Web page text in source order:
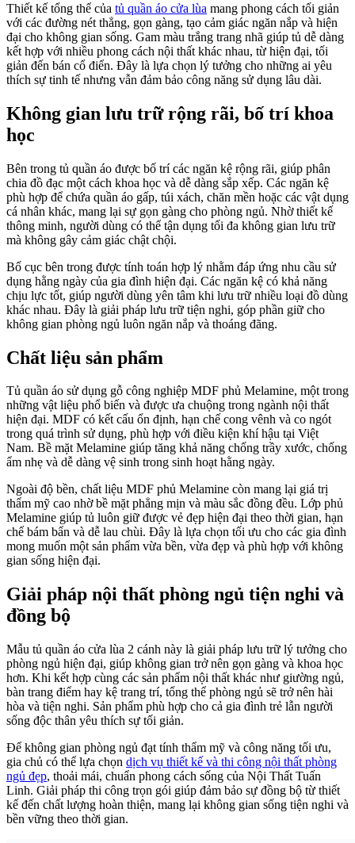
Thiết kế tổng thể của tủ quần áo cửa lùa mang phong cách tối giản
với các đường nét thẳng, gọn gàng, tạo cảm giác ngăn nắp và hiện
đại cho không gian sống. Gam màu trắng trang nhã giúp tủ dễ dàng
kết hợp với nhiều phong cách nội thất khác nhau, từ hiện đại, tối
giản đến bán cổ điển. Đây là lựa chọn lý tưởng cho những ai yêu
thích sự tinh tế nhưng vẫn đảm bảo công năng sử dụng lâu dài.
Không gian lưu trữ rộng rãi, bố trí khoa
học
Bên trong tủ quần áo được bố trí các ngăn kệ rộng rãi, giúp phân
chia đồ đạc một cách khoa học và dễ dàng sắp xếp. Các ngăn kệ
phù hợp để chứa quần áo gấp, túi xách, chăn mền hoặc các vật dụng
cá nhân khác, mang lại sự gọn gàng cho phòng ngủ. Nhờ thiết kế
thông minh, người dùng có thể tận dụng tối đa không gian lưu trữ
mà không gây cảm giác chật chội.
Bố cục bên trong được tính toán hợp lý nhằm đáp ứng nhu cầu sử
dụng hằng ngày của gia đình hiện đại. Các ngăn kệ có khả năng
chịu lực tốt, giúp người dùng yên tâm khi lưu trữ nhiều loại đồ dùng
khác nhau. Đây là giải pháp lưu trữ tiện nghi, góp phần giữ cho
không gian phòng ngủ luôn ngăn nắp và thoáng đãng.
Chất liệu sản phẩm
Tủ quần áo sử dụng gỗ công nghiệp MDF phủ Melamine, một trong
những vật liệu phổ biến và được ưa chuộng trong ngành nội thất
hiện đại. MDF có kết cấu ổn định, hạn chế cong vênh và co ngót
trong quá trình sử dụng, phù hợp với điều kiện khí hậu tại Việt
Nam. Bề mặt Melamine giúp tăng khả năng chống trầy xước, chống
ẩm nhẹ và dễ dàng vệ sinh trong sinh hoạt hằng ngày.
Ngoài độ bền, chất liệu MDF phủ Melamine còn mang lại giá trị
thẩm mỹ cao nhờ bề mặt phẳng mịn và màu sắc đồng đều. Lớp phủ
Melamine giúp tủ luôn giữ được vẻ đẹp hiện đại theo thời gian, hạn
chế bám bẩn và dễ lau chùi. Đây là lựa chọn tối ưu cho các gia đình
mong muốn một sản phẩm vừa bền, vừa đẹp và phù hợp với không
gian sống hiện đại.
Giải pháp nội thất phòng ngủ tiện nghi và
đồng bộ
Mẫu tủ quần áo cửa lùa 2 cánh này là giải pháp lưu trữ lý tưởng cho
phòng ngủ hiện đại, giúp không gian trở nên gọn gàng và khoa học
hơn. Khi kết hợp cùng các sản phẩm nội thất khác như giường ngủ,
bàn trang điểm hay kệ trang trí, tổng thể phòng ngủ sẽ trở nên hài
hòa và tiện nghi. Sản phẩm phù hợp cho cả gia đình trẻ lẫn người
sống độc thân yêu thích sự tối giản.
Để không gian phòng ngủ đạt tính thẩm mỹ và công năng tối ưu,
gia chủ có thể lựa chọn dịch vụ thiết kế và thi công nội thất phòng
ngủ đẹp, thoải mái, chuẩn phong cách sống của Nội Thất Tuấn
Linh. Giải pháp thi công trọn gói giúp đảm bảo sự đồng bộ từ thiết
kế đến chất lượng hoàn thiện, mang lại không gian sống tiện nghi và
bền vững theo thời gian.